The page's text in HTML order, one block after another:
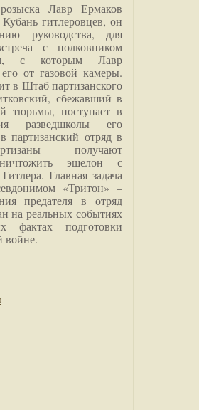
Лавр Ермаков
гитлеровцев, он
руководства, для
с полковником
с которым Лавр
от газовой камеры.
в Штаб партизанского
сбежавший в
тюрьмы, поступает в
разведшколы его
партизанский отряд в
получают
эшелон с
Главная задача
«Тритон» –
предателя в отряд
на реальных событиях
фактах подготовки
войне.